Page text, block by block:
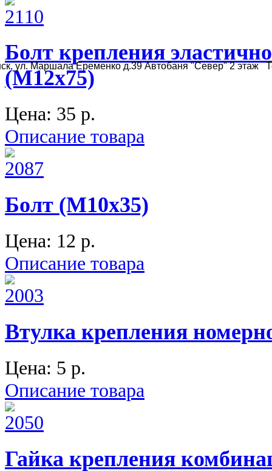
ул. Маршала Еременко д.39 Автобаня "Север" 2 этаж
Болт крепления
(М12х75)
Цена: 35 p.
Описание товара
Болт (М10х35)
Цена: 12 p.
Описание товара
Втулка крепления
Цена: 5 p.
Описание товара
Гайка крепления